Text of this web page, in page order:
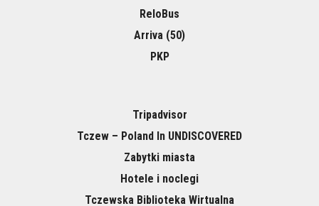
ReloBus
Arriva (50)
PKP
Tripadvisor
Tczew – Poland In UNDISCOVERED
Zabytki miasta
Hotele i noclegi
Tczewska Biblioteka Wirtualna